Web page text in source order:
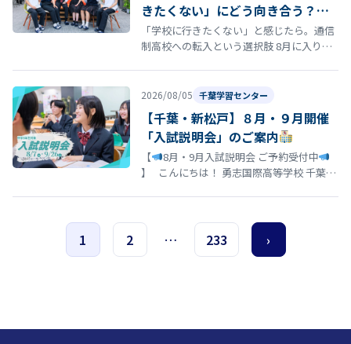
きたくない」にどう向き合う？通
信制高校という選択肢
「学校に行きたくない」と感じたら。通信
制高校への転入という選択肢 8月に入り、
2026/08/05 千葉学習センター
【千葉・新松戸】８月・９月開催
「入試説明会」のご案内
【
8月・9月入試説明会 ご予約受付中
】 こんにちは！ 勇志国際高等学校 千葉学
1 2 … 233 ›